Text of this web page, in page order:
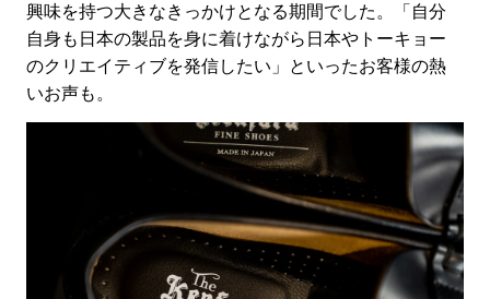
興味を持つ大きなきっかけとなる期間でした。「自分
自身も日本の製品を身に着けながら日本やトーキョー
のクリエイティブを発信したい」といったお客様の熱
いお声も。